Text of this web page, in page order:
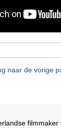
naar de vorige
filmmaker wint